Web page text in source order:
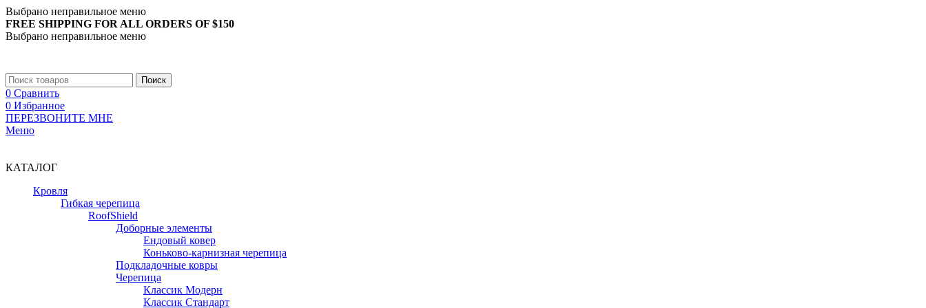
Выбрано неправильное меню
FREE SHIPPING FOR ALL ORDERS OF $150
Выбрано неправильное меню
Поиск
0 Сравнить
0 Избранное
ПЕРЕЗВОНИТЕ МНЕ
Меню
КАТАЛОГ
Кровля
Гибкая черепица
RoofShield
Доборные элементы
Ендовый ковер
Коньково-карнизная черепица
Подкладочные ковры
Черепица
Классик Модерн
Классик Стандарт